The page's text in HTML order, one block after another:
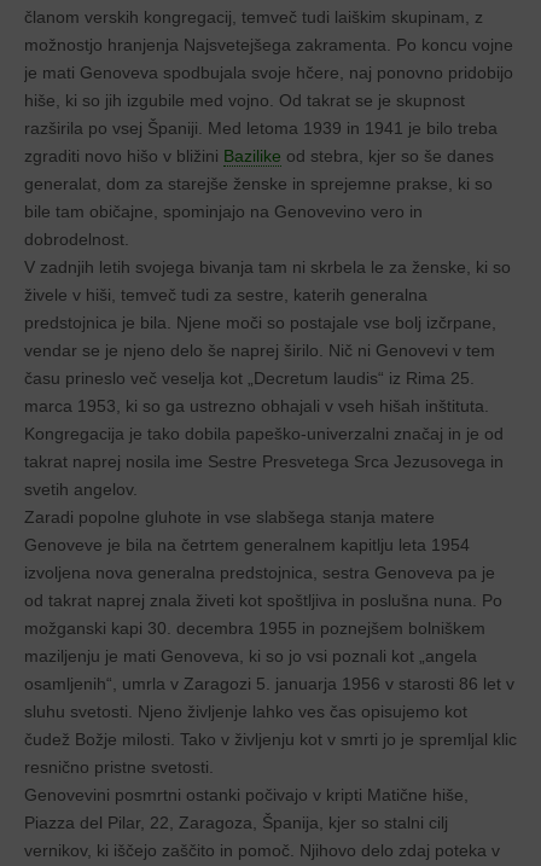
članom verskih kongregacij, temveč tudi laiškim skupinam, z
možnostjo hranjenja Najsvetejšega zakramenta. Po koncu vojne
je mati Genoveva spodbujala svoje hčere, naj ponovno pridobijo
hiše, ki so jih izgubile med vojno. Od takrat se je skupnost
razširila po vsej Španiji. Med letoma 1939 in 1941 je bilo treba
zgraditi novo hišo v bližini Bazilike od stebra, kjer so še danes
generalat, dom za starejše ženske in sprejemne prakse, ki so
bile tam običajne, spominjajo na Genovevino vero in
dobrodelnost.
V zadnjih letih svojega bivanja tam ni skrbela le za ženske, ki so
živele v hiši, temveč tudi za sestre, katerih generalna
predstojnica je bila. Njene moči so postajale vse bolj izčrpane,
vendar se je njeno delo še naprej širilo. Nič ni Genovevi v tem
času prineslo več veselja kot „Decretum laudis“ iz Rima 25.
marca 1953, ki so ga ustrezno obhajali v vseh hišah inštituta.
Kongregacija je tako dobila papeško-univerzalni značaj in je od
takrat naprej nosila ime Sestre Presvetega Srca Jezusovega in
svetih angelov.
Zaradi popolne gluhote in vse slabšega stanja matere
Genoveve je bila na četrtem generalnem kapitlju leta 1954
izvoljena nova generalna predstojnica, sestra Genoveva pa je
od takrat naprej znala živeti kot spoštljiva in poslušna nuna. Po
možganski kapi 30. decembra 1955 in poznejšem bolniškem
maziljenju je mati Genoveva, ki so jo vsi poznali kot „angela
osamljenih“, umrla v Zaragozi 5. januarja 1956 v starosti 86 let v
sluhu svetosti. Njeno življenje lahko ves čas opisujemo kot
čudež Božje milosti. Tako v življenju kot v smrti jo je spremljal klic
resnično pristne svetosti.
Genovevini posmrtni ostanki počivajo v kripti Matične hiše,
Piazza del Pilar, 22, Zaragoza, Španija, kjer so stalni cilj
vernikov, ki iščejo zaščito in pomoč. Njihovo delo zdaj poteka v